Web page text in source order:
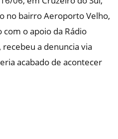
no bairro Aeroporto Velho,
com o apoio da Rádio
recebeu a denuncia via
acabado de acontecer